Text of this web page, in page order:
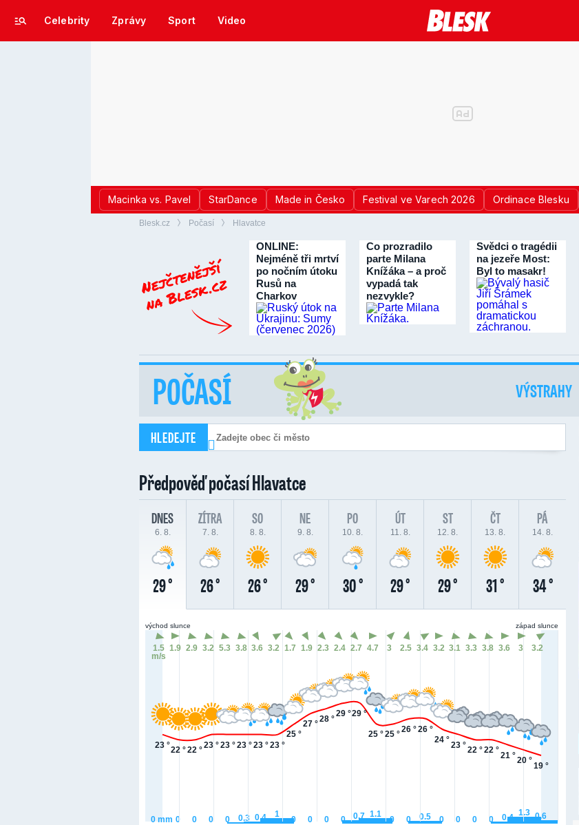
Celebrity Zprávy Sport Video
Macinka vs. Pavel StarDance Made in Česko Festival ve Varech 2026 Ordinace Blesku
Blesk.cz Počasí Hlavatce
ONLINE:
Nejméně tři mrtví
po nočním útoku
Rusů na
Charkov
Co prozradilo
parte Milana
Knížáka – a proč
vypadá tak
nezvykle?
Svědci o tragédii
na jezeře Most:
Byl to masakr!
POČASÍ VÝSTRAHY
HLEDEJTE
Předpověď počasíHlavatce
DNES
6. 8.
29 °
ZÍTRA
7. 8.
26 °
SO
8. 8.
26 °
NE
9. 8.
29 °
PO
10. 8.
30 °
ÚT
11. 8.
29 °
ST
12. 8.
29 °
ČT
13. 8.
31 °
PÁ
14. 8.
34 °
23 °
22 °22 °
23 °23 °23 °23 °23 °
25 °
27 °
28 °
29 °29 °
25 °25 °
26 °26 °
24 °
23 °
22 °22 °
21 °
20 °
19 °
východ slunce západ slunce
0 mm 0 0 0 0 0.3 0.4 1
0 0 0 0 0.7 1.1
0 0 0.5 0 0 0 0 0.4 1.3 0.6
1.5
m/s
1.9 2.9 3.2 5.3 3.8 3.6 3.2 1.7 1.9 2.3 2.4 2.7 4.7 3 2.5 3.4 3.2 3.1 3.3 3.8 3.6 3 3.2